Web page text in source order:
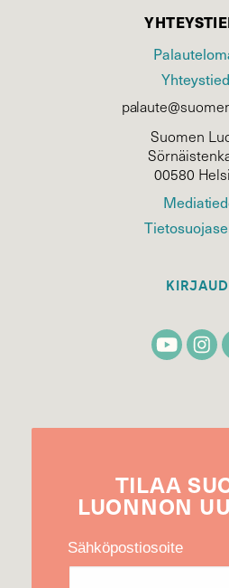
Suomen
00580
TILAA
LUONNON
Sähköpostiosoite